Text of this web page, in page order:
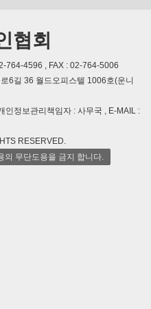
협회
764-4596 , FAX : 02-764-5006
6길 36 월드오피스텔 1006호(운니
정보관리책임자 : 사무국 , E-MAIL :
RESERVED.
의 무단도용을 금지 합니다.